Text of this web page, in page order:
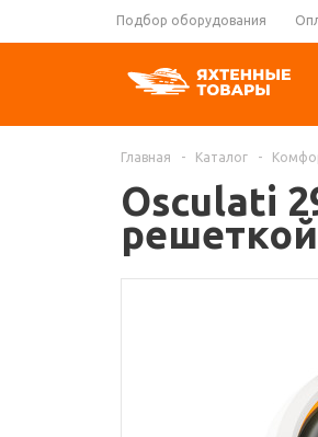
Подбор оборудования
Главная - Каталог -
Osculati